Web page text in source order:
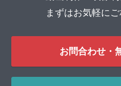
まずはお気軽に
お問合わせ・